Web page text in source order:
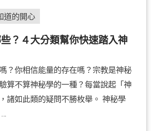
道的開心
？４大分類幫你快速踏入神
？你相信能量的存在嗎？宗教是神秘
算不算神秘學的一種？每當說起「神
諸如此類的疑問不勝枚舉。 神秘學
…